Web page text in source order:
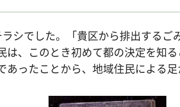
シでした。「貴区から排出する
、このとき初めて都の決定を知
ったことから、地域住民による